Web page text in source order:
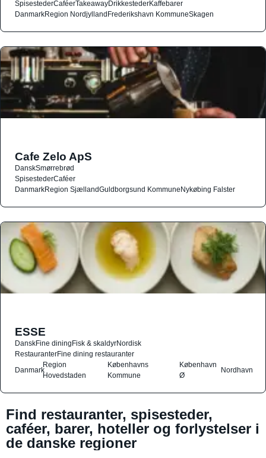
SpisestederCaféerTakeawayDrikkestederKaffebarer
DanmarkRegion NordjyllandFrederikshavn KommuneSkagen
Cafe Zelo ApS
DanskSmørrebrød
SpisestederCaféer
DanmarkRegion SjællandGuldborgsund KommuneNykøbing Falster
ESSE
DanskFine diningFisk & skaldyrNordisk
RestauranterFine dining restauranter
Danmark
Region
Hovedstaden
Københavns
Kommune
København
Ø
Nordhavn
Find restauranter, spisesteder,
caféer, barer, hoteller og forlystelser i
de danske regioner